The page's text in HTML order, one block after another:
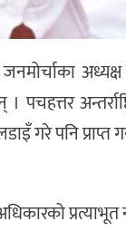
जनमोर्चाका
पचहत्तर
गरे पनि